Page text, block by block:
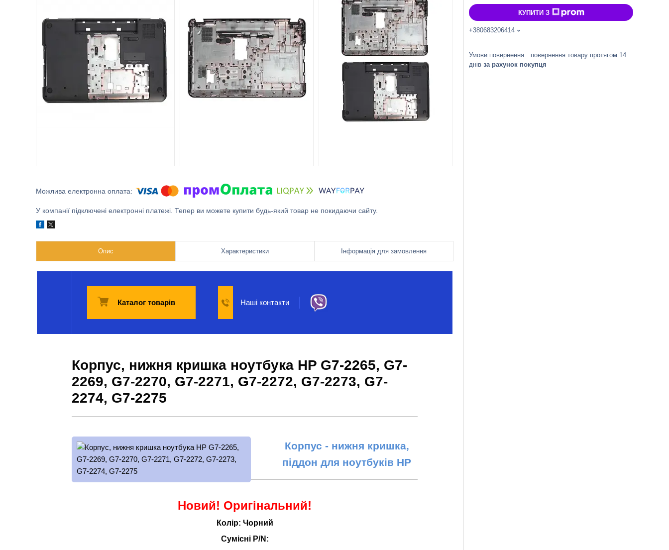
У компанії підключені електронні платежі. Тепер ви можете купити будь-який товар не покидаючи сайту.
Опис Характеристики Інформація для замовлення
Каталог товарів Наші контакти
Корпус, нижня кришка ноутбука HP G7-2265, G7-
2269, G7-2270, G7-2271, G7-2272, G7-2273, G7-
2274, G7-2275
Корпус - нижня кришка,
піддон для ноутбуків HP
Новий! Оригінальний!
Колір: Чорний
Сумісні P/N:
КУПИТИ З
+380683206414
повернення товару протягом 14
днів за рахунок покупця